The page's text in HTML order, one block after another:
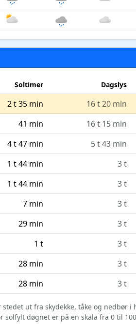
Soltimer Dagslys
2 t 35 min 16 t 20 min
41 min 16 t 15 min
4 t 47 min 5 t 43 min
1 t 44 min 3 t
1 t 44 min 3 t
7 min 3 t
29 min 3 t
1 t 3 t
28 min 3 t
28 min 3 t
ut fra skydekke, tåke og nedbør
solfylt døgnet er på en skala fra 0 til